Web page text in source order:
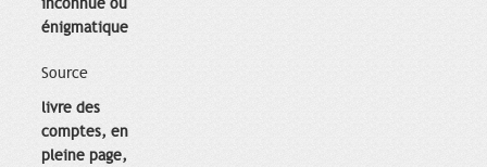
inconnue ou
énigmatique
Source
livre des
comptes, en
pleine page,